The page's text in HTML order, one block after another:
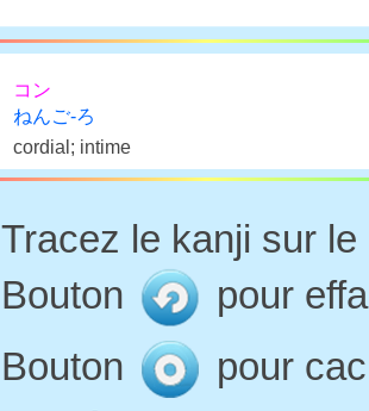
コン
ねんご-ろ
cordial; intime
Tracez le kanji sur
Bouton
pour
Bouton
pour